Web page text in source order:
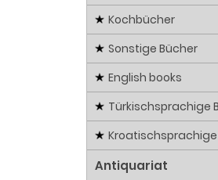
Kochbücher
Sonstige Bücher
English books
Türkischsprachige
Antiquariat